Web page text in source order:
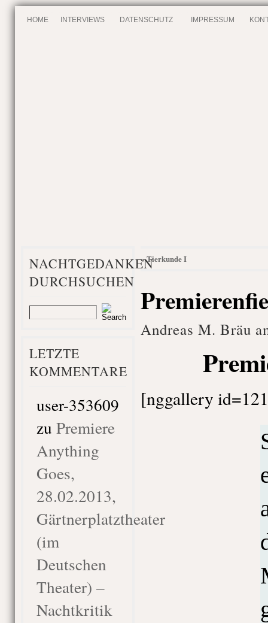
HOME INTERVIEWS DATENSCHUTZ IMPRESSUM
NACHTGEDANKEN
DURCHSUCHEN
LETZTE
KOMMENTARE
user-353609
zu Premiere
Anything
Goes,
28.02.2013,
Gärtnerplatztheater
(im
Deutschen
Theater) –
Nachtkritik
«Tierkunde I
Andreas M. Bräu
[nggallery